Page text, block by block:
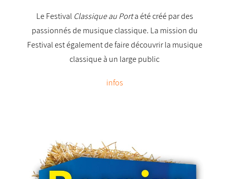
Le Festival Classique au Porta été créé par des
passionnés de musique classique. La mission du
Festival est également de faire découvrir la musique
classique à un large public
infos